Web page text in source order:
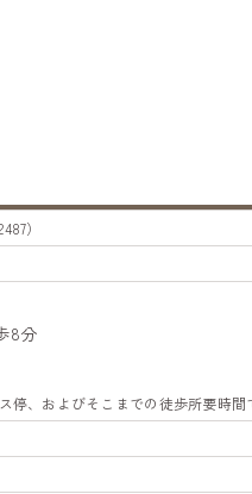
）
8分
、およびそこまでの徒歩所要時間